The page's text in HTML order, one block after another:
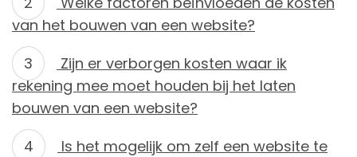
van het bouwen van een website?
Zijn er verborgen kosten waar ik
rekening mee moet houden bij het laten
bouwen van een website?
Is het mogelijk om zelf een website te